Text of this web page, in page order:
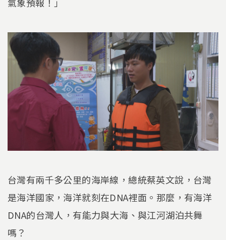
氣象預報！」
台灣有兩千多公里的海岸線，總統蔡英文說，台灣
是海洋國家，海洋就刻在DNA裡面。那麼，有海洋
DNA的台灣人，有能力與大海、與江河湖泊共舞
嗎？